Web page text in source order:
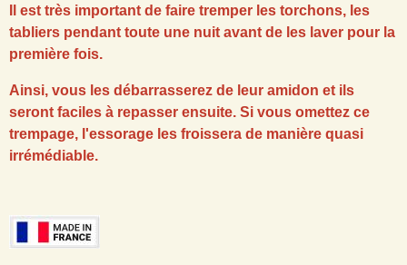
Il est très important de faire tremper les torchons, les
tabliers pendant toute une nuit avant de les laver pour la
première fois.
Ainsi, vous les débarrasserez de leur amidon et ils
seront faciles à repasser ensuite. Si vous omettez ce
trempage, l'essorage les froissera de manière quasi
irrémédiable.